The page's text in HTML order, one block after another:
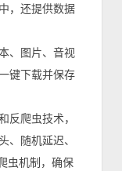
，还提供数据
、图片、音视
键下载并保存
反爬虫技术，
、随机延迟、
虫机制，确保